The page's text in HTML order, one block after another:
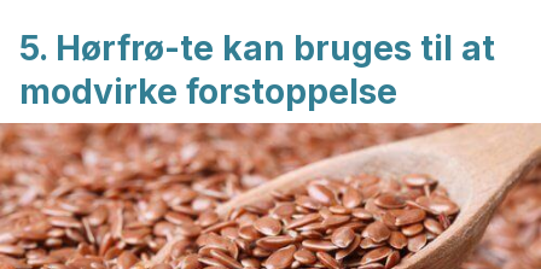
5. Hørfrø-te kan bruges til at
modvirke forstoppelse